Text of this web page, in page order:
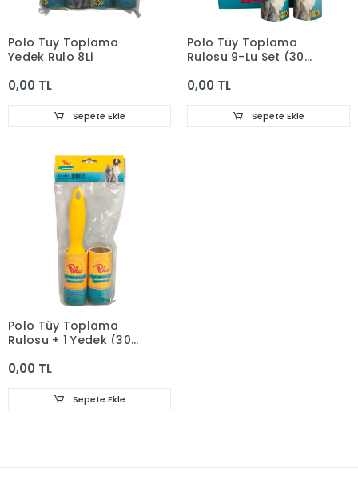
Polo Tuy Toplama
Yedek Rulo 8Li
0,00 TL
Sepete Ekle
Polo Tüy Toplama
Rulosu 9-Lu Set (30
0,00 TL
Sepete Ekle
Polo Tüy Toplama
Rulosu + 1 Yedek (30
0,00 TL
Sepete Ekle